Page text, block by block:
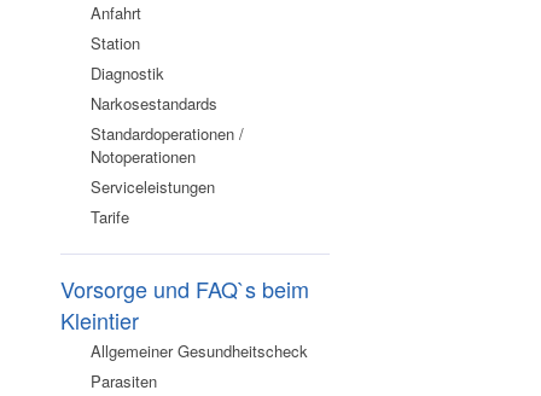
Anfahrt
Station
Diagnostik
Narkosestandards
Standardoperationen /
Notoperationen
Serviceleistungen
Tarife
Vorsorge und FAQ`s beim
Kleintier
Allgemeiner Gesundheitscheck
Parasiten